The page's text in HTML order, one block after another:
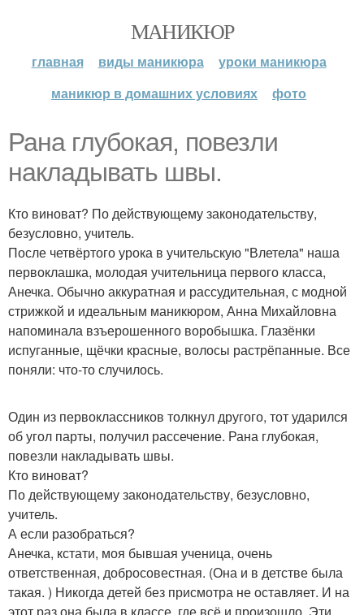
МАНИКЮР
главная виды маникюра
уроки маникюра
маникюр в домашних условиях
фото
Рана глубокая, повезли
накладывать швы.
Кто виноват? По действующему законодательству,
безусловно, учитель.
После четвёртого урока в учительскую "Влетела" наша
первоклашка, молодая учительница первого класса,
Анечка. Обычно аккуратная и рассудительная, с модной
стрижкой и идеальным маникюром, Анна Михайловна
напоминала взъерошенного воробышка. Глазёнки
испуганные, щёчки красные, волосы растрёпанные. Все
поняли: что-то случилось.
Один из первоклассников толкнул другого, тот ударился
об угол парты, получил рассечение. Рана глубокая,
повезли накладывать швы.
Кто виноват?
По действующему законодательству, безусловно,
учитель.
А если разобраться?
Анечка, кстати, моя бывшая ученица, очень
ответственная, добросовестная. (Она и в детстве была
такая. ) Никогда детей без присмотра не оставляет. И на